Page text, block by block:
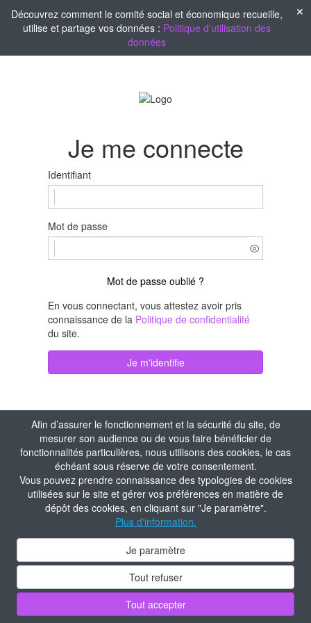
Afin d’assurer le fonctionnement et la sécurité du site, de
mesurer son audience ou de vous faire bénéficier de
fonctionnalités particulières, nous utilisons des cookies, le cas
échéant sous réserve de votre consentement.
Vous pouvez prendre connaissance des typologies de cookies
utilisées sur le site et gérer vos préférences en matière de
dépôt des cookies, en cliquant sur "Je paramètre".
Plus d'information.
Je paramètre
Tout refuser
Tout accepter
Découvrez comment le comité social et économique recueille,
utilise et partage vos données : Politique d'utilisation des
données
Je me connecte
Identifiant
Mot de passe
Mot de passe oublié ?
En vous connectant, vous attestez avoir pris
connaissance de la Politique de confidentialité
du site.
Je m'identifie